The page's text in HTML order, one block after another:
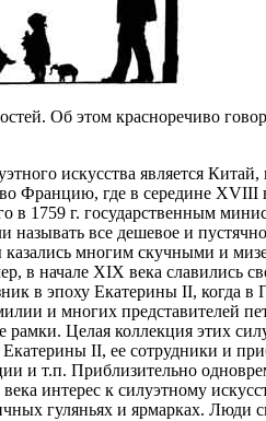
Об этом красноречиво
искусства является
Францию, где в середине XVIII
1759 г. государственным
все дешевое и
многим скучными и
в начале XIX века славились
в эпоху Екатерины II, когда в
и многих представителей
Целая коллекция этих
II, ее сотрудники и
и т.п. Приблизительно
интерес к силуэтному
гуляньях и ярмарках. Люди